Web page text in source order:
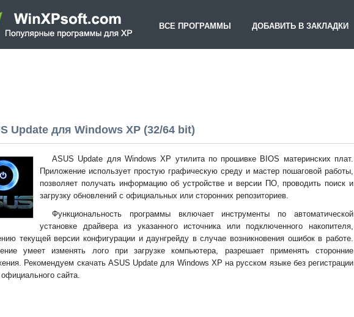
ВСЕ ПРОГРАММЫ ДОБАВИТЬ В ЗАКЛАДКИ
Update для Windows XP (32/64 bit)
ASUS Update для Windows XP утилита по прошивке BIOS материнских плат.
Приложение использует простую графическую среду и мастер пошаговой работы,
позволяет получать информацию об устройстве и версии ПО, проводить поиск и
загрузку обновлений с официальных или сторонних репозиториев.
Функциональность программы включает инструменты по автоматической
установке драйвера из указанного источника или подключенного накопителя,
текущей версии конфигурации и даунгрейду в случае возникновения ошибок в работе.
умеет изменять лого при загрузке компьютера, разрешает применять сторонние
Рекомендуем скачать ASUS Update для Windows XP на русском языке без регистрации
сайта.